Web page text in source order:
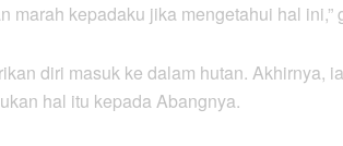
marah kepadaku jika mengetahui hal ini,”
diri masuk ke dalam hutan. Akhirnya,
hal itu kepada Abangnya.